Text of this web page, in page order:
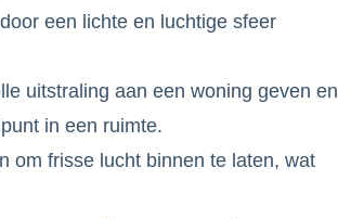
een lichte en luchtige sfeer
uitstraling aan een woning geven en
in een ruimte.
om frisse lucht binnen te laten, wat